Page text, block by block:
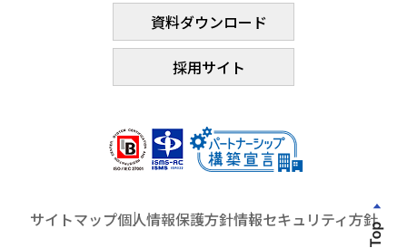
資料ダウンロード
採用サイト
サイトマップ個人情報保護方針情報セキュリティ方針